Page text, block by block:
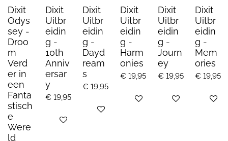
Dixit
Odys
sey -
Droo
m
Verd
er in
een
Fanta
stisch
e
Were
ld
Dixit
Uitbr
eidin
g -
10th
Anniv
ersar
y
€ 19,95
Bekijk details
Dixit
Uitbr
eidin
g -
Dayd
ream
s
€ 19,95
Bekijk details
Dixit
Uitbr
eidin
g -
Harm
onies
€ 19,95
Bekijk details
Dixit
Uitbr
eidin
g -
Journ
ey
€ 19,95
Bekijk details
Dixit
Uitbr
eidin
g -
Mem
ories
€ 19,95
Bekijk